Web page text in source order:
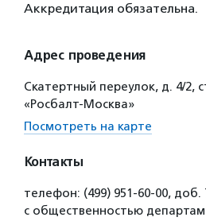
Аккредитация обязательна.
Адрес проведения
Скатертный переулок, д. 4/2,
«Росбалт-Москва»
Посмотреть на карте
Контакты
телефон: (499) 951-60-00, доб.
с общественностью